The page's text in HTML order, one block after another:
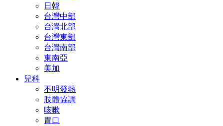
日韓
台灣中部
台灣北部
台灣東部
台灣南部
東南亞
美加
兒科
不明發熱
肢體協調
咳嗽
胃口